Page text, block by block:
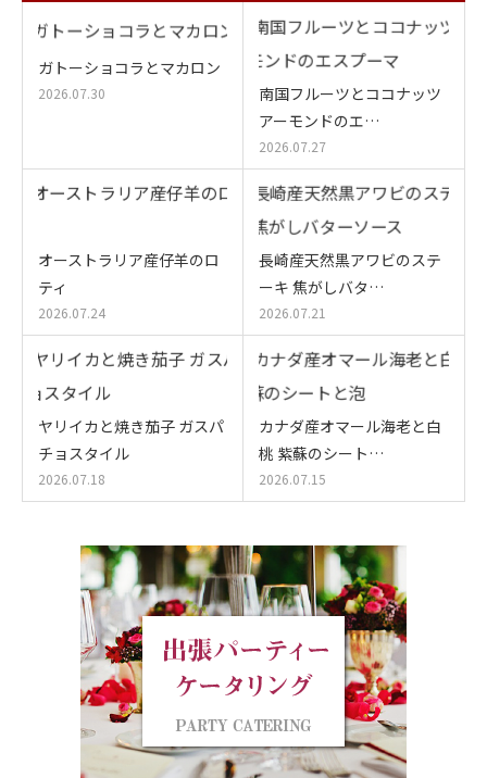
ガトーショコラとマカロン
2026.07.30
南国フルーツとココナッツ
アーモンドのエ…
2026.07.27
オーストラリア産仔羊のロ
ティ
2026.07.24
長崎産天然黒アワビのステ
ーキ 焦がしバタ…
2026.07.21
ヤリイカと焼き茄子 ガスパ
チョスタイル
2026.07.18
カナダ産オマール海老と白
桃 紫蘇のシート…
2026.07.15